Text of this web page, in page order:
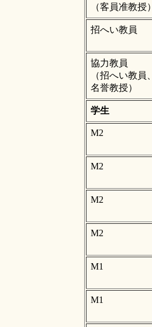
（客員准教授）
招へい教員
協力教員
（招へい教員、
名誉教授）
学生
M2
M2
M2
M2
M1
M1